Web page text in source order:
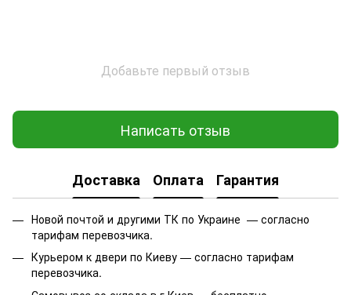
Добавьте первый отзыв
Написать отзыв
Доставка Оплата Гарантия
Новой почтой и другими ТК по Украине — согласно
тарифам перевозчика.
Курьером к двери по Киеву — согласно тарифам
перевозчика.